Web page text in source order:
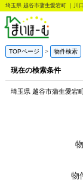
埼玉県 越谷市蒲生愛宕町 ｜川
TOPページ 物件検索
現在の検索条件
埼玉県 越谷市蒲生愛宕
物